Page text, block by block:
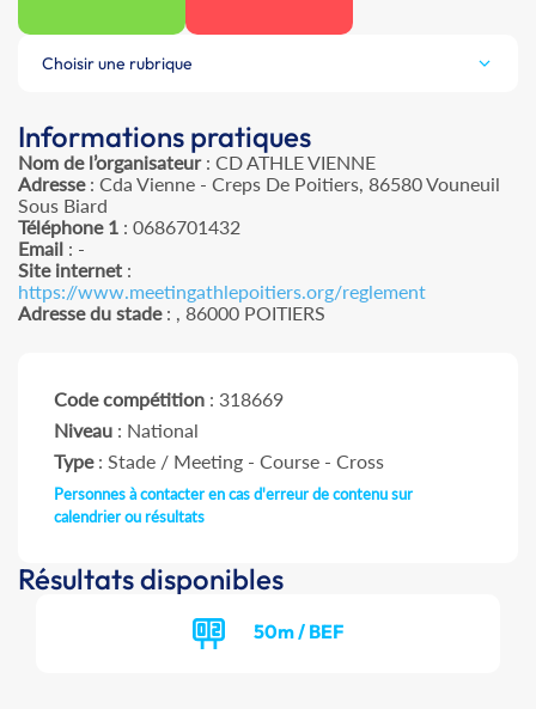
Choisir une rubrique
Informations pratiques
Nom de l’organisateur: CD ATHLE VIENNE
Adresse: Cda Vienne - Creps De Poitiers, 86580 Vouneuil
Sous Biard
Téléphone 1 : 0686701432
Email : -
Site internet :
https://www.meetingathlepoitiers.org/reglement
Adresse du stade: , 86000 POITIERS
Code compétition : 318669
Niveau : National
Type: Stade / Meeting - Course - Cross
Personnes à contacter en cas d'erreur de contenu sur
calendrier ou résultats
Résultats disponibles
50m / BEF